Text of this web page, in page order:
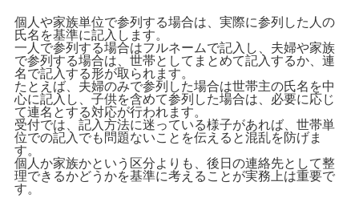
個人や家族単位で参列する場合は、実際に参列した人の
氏名を基準に記入します。
一人で参列する場合はフルネームで記入し、夫婦や家族
で参列する場合は、世帯としてまとめて記入するか、連
名で記入する形が取られます。
たとえば、夫婦のみで参列した場合は世帯主の氏名を中
心に記入し、子供を含めて参列した場合は、必要に応じ
て連名とする対応が行われます。
受付では、記入方法に迷っている様子があれば、世帯単
位での記入でも問題ないことを伝えると混乱を防げま
す。
個人か家族かという区分よりも、後日の連絡先として整
理できるかどうかを基準に考えることが実務上は重要で
す。